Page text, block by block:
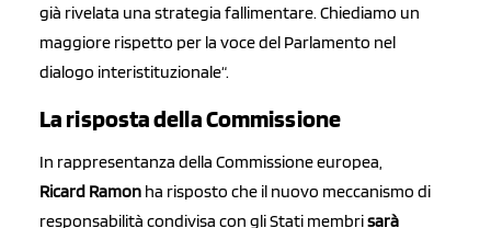
già rivelata una strategia fallimentare. Chiediamo un
maggiore rispetto per la voce del Parlamento nel
dialogo interistituzionale“.
La risposta della Commissione
In rappresentanza della Commissione europea,
Ricard Ramon ha risposto che il nuovo meccanismo di
responsabilità condivisa con gli Stati membrisarà